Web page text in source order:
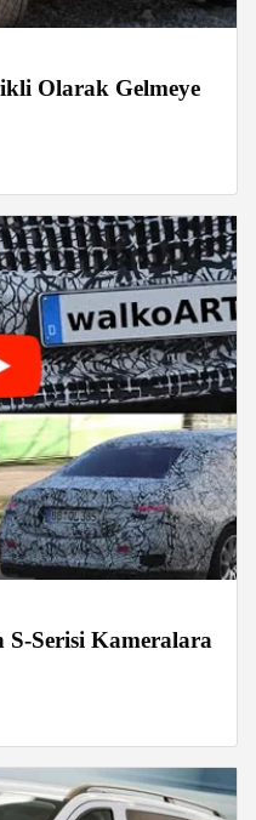
Olarak Gelmeye
S-Serisi Kameralara